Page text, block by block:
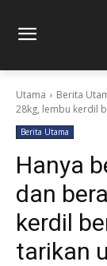
Utama Berita
28kg, lembu kerdil
Berita Utama
Hanya
dan
kerdil
tarikan